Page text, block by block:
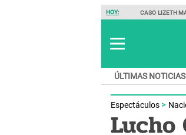
HOY: CASO LIZETH
ÚLTIMAS NOTICIAS
Espectáculos
Lucho